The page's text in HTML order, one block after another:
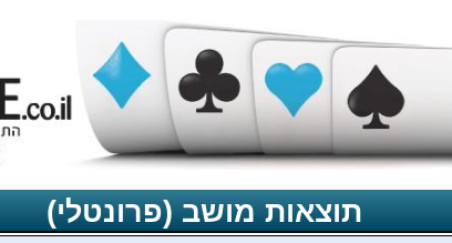
תוצאות מושב (פרונטלי)